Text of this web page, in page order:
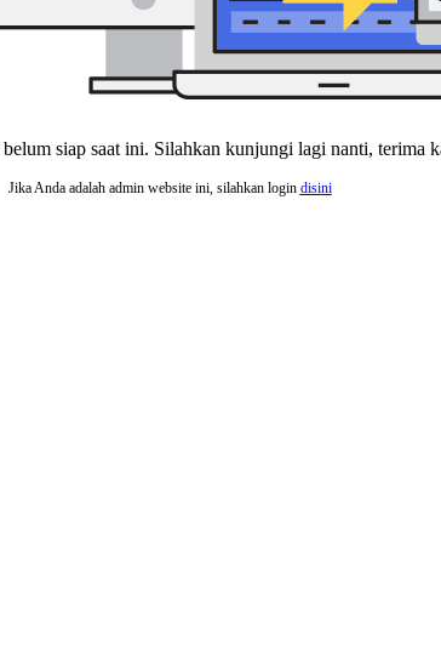
siap saat ini. Silahkan kunjungi lagi nanti, terima
Jika Anda adalah admin website ini, silahkan login disini